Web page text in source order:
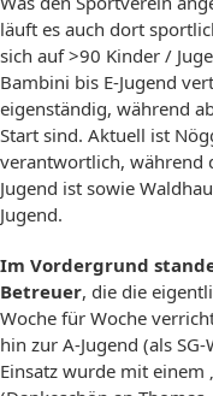
läuft es auch dort
sich auf >90 Kinder /
Bambini bis E-Jugend
eigenständig, während
Start sind. Aktuell ist
verantwortlich, während
Jugend ist sowie
Jugend.
Im Vordergrund
Betreuer, die die
Woche für Woche
hin zur A-Jugend (als
Einsatz wurde mit einem